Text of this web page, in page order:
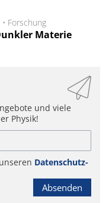
• Forschung
Materie
und viele
Physik!
Datenschutz-
Absenden